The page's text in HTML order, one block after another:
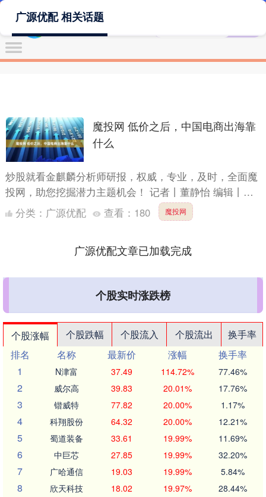
广源优配 相关话题
魔投网 低价之后，中国电商出海靠
什么
炒股就看金麒麟分析师研报，权威，专业，及时，全面魔
投网，助您挖掘潜力主题机会！ 记者丨董静怡 编辑丨张
星 如果以“价格战”定义过去两年中国跨境电商的出海征
程，那....
分类： 广源优配 查看： 180 魔投网
广源优配文章已加载完成
个股实时涨跌榜
个股涨幅 个股跌幅 个股流入 个股流出
换手率
排名
名称 最新价 涨幅
换手率
1
N津富 37.49 114.72% 77.46%
2 威尔高 39.83 20.01% 17.76%
3 锴威特 77.82 20.00% 1.17%
4 科翔股份 64.32 20.00% 12.21%
5 蜀道装备 33.61 19.99% 11.69%
6 中巨芯 27.85 19.99% 32.20%
7 广哈通信 19.03 19.99% 5.84%
8 欣天科技 18.02 19.97% 28.44%